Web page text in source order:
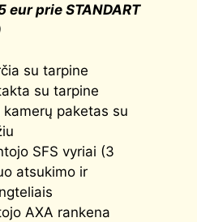
eur prie STANDART
su tarpine
su tarpine
paketas su
SFS vyriai (3
atsukimo ir
AXA rankena